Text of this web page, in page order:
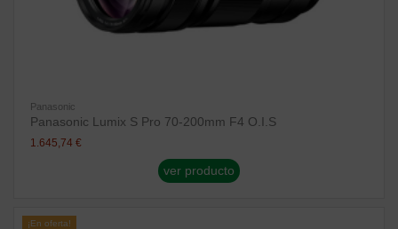
Panasonic
Panasonic Lumix S Pro 70-200mm F4 O.I.S
1.645,74 €
ver producto
¡En oferta!